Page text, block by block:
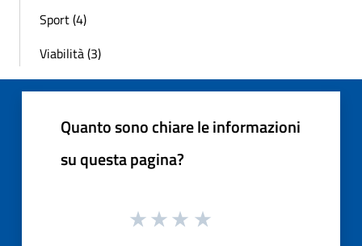
Sport (4)
Viabilità (3)
Quanto sono chiare le informazioni
su questa pagina?